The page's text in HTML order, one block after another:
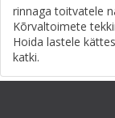
rinnaga toitvatele
Kõrvaltoimete
Hoida lastele
katki.